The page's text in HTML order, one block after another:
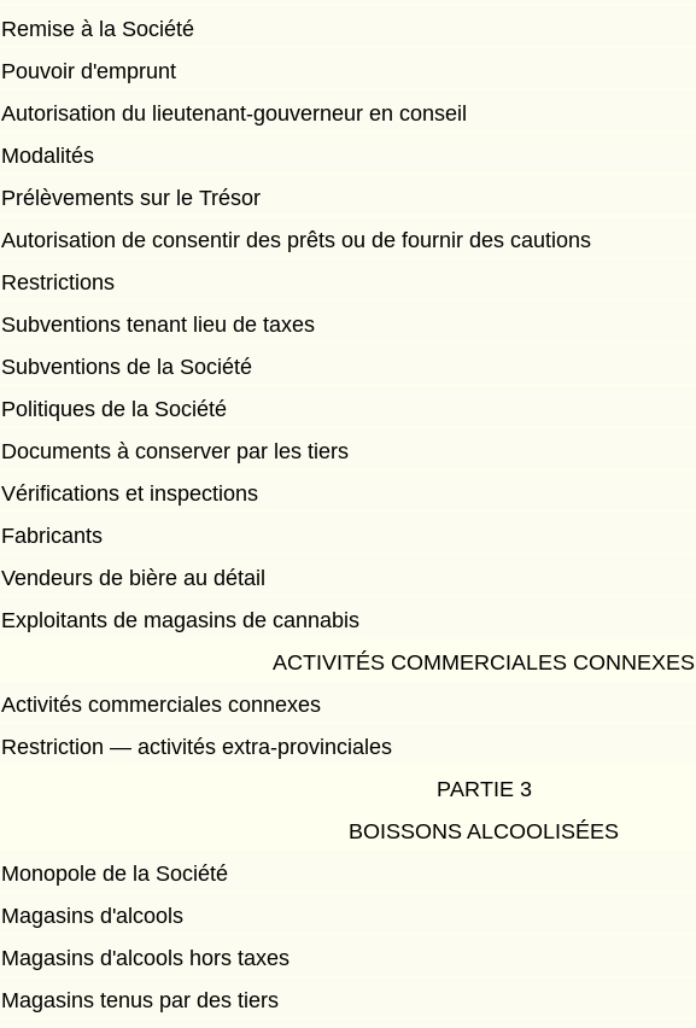
Remise à la Société
Pouvoir d'emprunt
Autorisation du lieutenant-gouverneur en conseil
Modalités
Prélèvements sur le Trésor
Autorisation de consentir des prêts ou de fournir des cautions
Restrictions
Subventions tenant lieu de taxes
Subventions de la Société
Politiques de la Société
Documents à conserver par les tiers
Vérifications et inspections
Fabricants
Vendeurs de bière au détail
Exploitants de magasins de cannabis
ACTIVITÉS COMMERCIALES CONNEXES
Activités commerciales connexes
Restriction — activités extra-provinciales
PARTIE 3
BOISSONS ALCOOLISÉES
Monopole de la Société
Magasins d'alcools
Magasins d'alcools hors taxes
Magasins tenus par des tiers